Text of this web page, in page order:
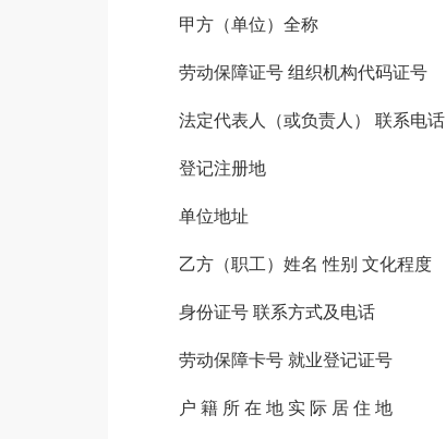
甲方（单位）全称
劳动保障证号 组织机构代码证号
法定代表人（或负责人） 联系电话
登记注册地
单位地址
乙方（职工）姓名 性别 文化程度
身份证号 联系方式及电话
劳动保障卡号 就业登记证号
户 籍 所 在 地 实 际 居 住 地